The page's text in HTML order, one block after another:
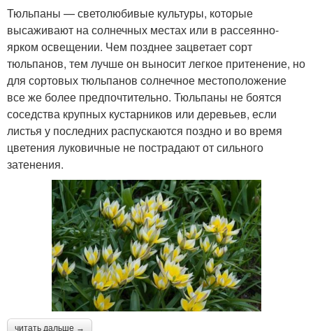
Тюльпаны — светолюбивые культуры, которые
высаживают на солнечных местах или в рассеянно-
ярком освещении. Чем позднее зацветает сорт
тюльпанов, тем лучше он выносит легкое притенение, но
для сортовых тюльпанов солнечное местоположение
все же более предпочтительно. Тюльпаны не боятся
соседства крупных кустарников или деревьев, если
листья у последних распускаются поздно и во время
цветения луковичные не пострадают от сильного
затенения.
читать дальше →